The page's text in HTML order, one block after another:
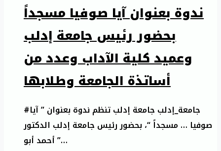
ندوة بعنوان آيا صوفيا مسجداً
بحضور رئيس جامعة إدلب
وعميد كلية الآداب وعدد من
أساتذة الجامعة وطلابها
#جامعة_إدلب جامعة إدلب تنظم ندوة بعنوان ” آيا
صوفيا … مسجداً “، بحضور رئيس جامعة إدلب الدكتور
” أحمد أبو…